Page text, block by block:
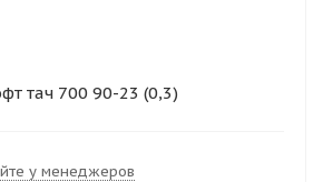
тач 700 90-23 (0,3)
у менеджеров